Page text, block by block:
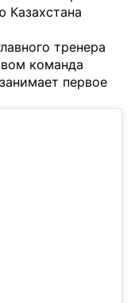
Казахстана
тренера
команда
первое